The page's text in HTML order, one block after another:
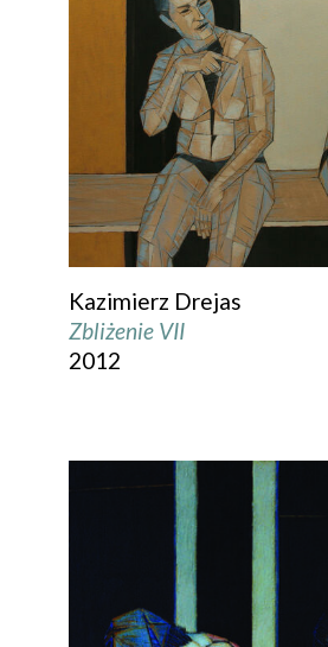
Kazimierz Drejas
Zbliżenie VII
2012